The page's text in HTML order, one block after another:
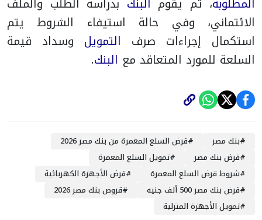
الائتماني، وفي حالة استيفاء الشروط يتم
استكمال إجراءات صرف التمويل وسداد قيمة
السلعة للمورد المتعاقد مع البنك.
#بنك مصر #قرض السلع المعمرة من بنك مصر 2026
#قرض بنك مصر #تمويل السلع المعمرة
#شروط قرض السلع المعمرة #قرض الأجهزة الكهربائية
#قرض بنك مصر 500 ألف جنيه #قروض بنك مصر 2026
#تمويل الأجهزة المنزلية